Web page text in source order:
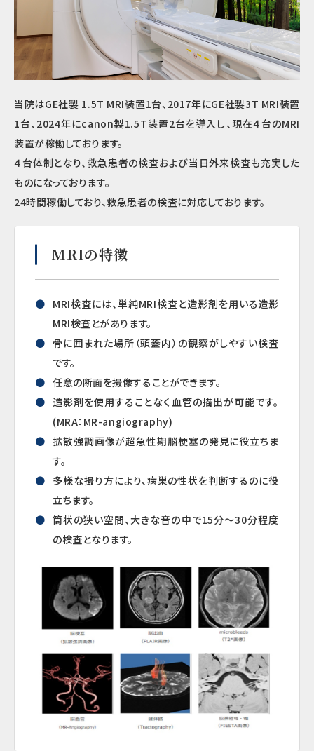
当院はGE社製 1.5T MRI装置1台、2017年にGE社製3T MRI装置
1台、2024年にcanon製1.5T装置2台を導入し、現在４台のMRI
装置が稼働しております。
４台体制となり、救急患者の検査および当日外来検査も充実した
ものになっております。
24時間稼働しており、救急患者の検査に対応しております。
MRIの特徴
MRI検査には、単純MRI検査と造影剤を用いる造影
MRI検査とがあります。
骨に囲まれた場所（頭蓋内）の観察がしやすい検査
です。
任意の断面を撮像することができます。
造影剤を使用することなく血管の描出が可能です。
(MRA：MR-angiography)
拡散強調画像が超急性期脳梗塞の発見に役立ちま
す。
多様な撮り方により、病巣の性状を判断するのに役
立ちます。
筒状の狭い空間、大きな音の中で15分～30分程度
の検査となります。